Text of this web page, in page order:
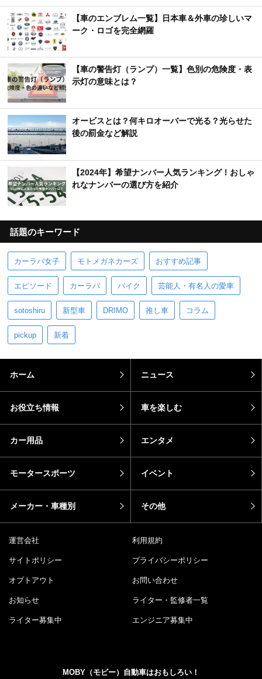
【車のエンブレム一覧】日本車＆外車の珍しいマ
ーク・ロゴを完全網羅
【車の警告灯（ランプ）一覧】色別の危険度・表
示灯の意味とは？
オービスとは？何キロオーバーで光る？光らせた
後の罰金など解説
【2024年】希望ナンバー人気ランキング！おしゃ
れなナンバーの選び方を紹介
話題のキーワード
カーラバ女子 モトメガネカーズ おすすめ記事
エピソード カーラバ バイク 芸能人・有名人の愛車
sotoshiru 新型車 DRIMO 推し車 コラム
pickup 新着
ホーム ニュース
お役立ち情報 車を楽しむ
カー用品 エンタメ
モータースポーツ イベント
メーカー・車種別 その他
運営会社 利用規約
サイトポリシー プライバシーポリシー
オプトアウト お問い合わせ
お知らせ ライター・監修者一覧
ライター募集中 エンジニア募集中
MOBY（モビー）自動車はおもしろい！